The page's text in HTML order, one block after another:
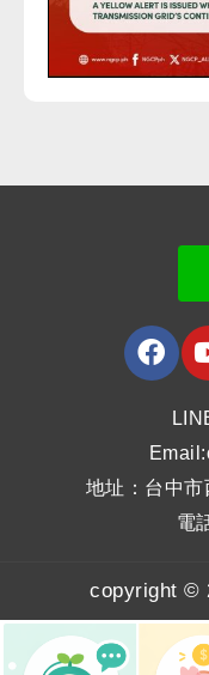
地址：台中
電
copyright ©